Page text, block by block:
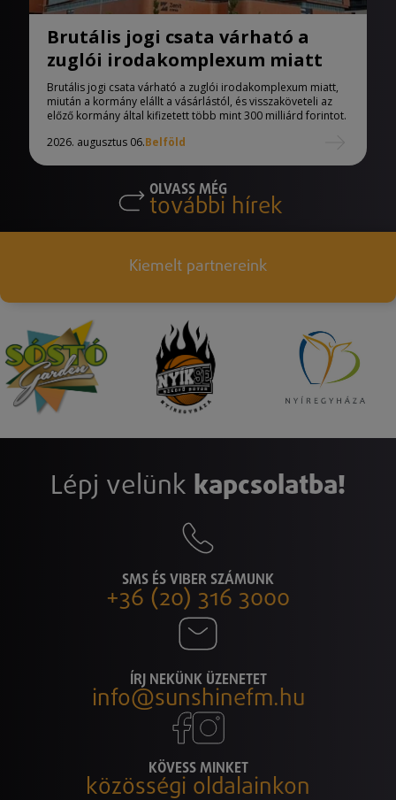
Brutális jogi csata várható a
zuglói irodakomplexum miatt
Brutális jogi csata várható a zuglói irodakomplexum miatt,
miután a kormány elállt a vásárlástól, és visszaköveteli az
előző kormány által kifizetett több mint 300 milliárd forintot.
2026. augusztus 06.Belföld
OLVASS MÉG
további hírek
Kiemelt partnereink
Lépj velünk kapcsolatba!
SMS ÉS VIBER SZÁMUNK
+36 (20) 316 3000
ÍRJ NEKÜNK ÜZENETET
info@sunshinefm.hu
KÖVESS MINKET
közösségi oldalainkon